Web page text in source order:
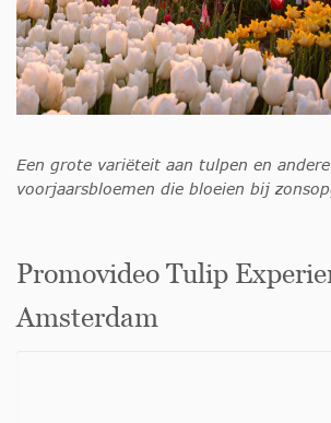
Een grote variëteit aan tulpen en andere
voorjaarsbloemen die bloeien bij
Promovideo Tulip
Amsterdam